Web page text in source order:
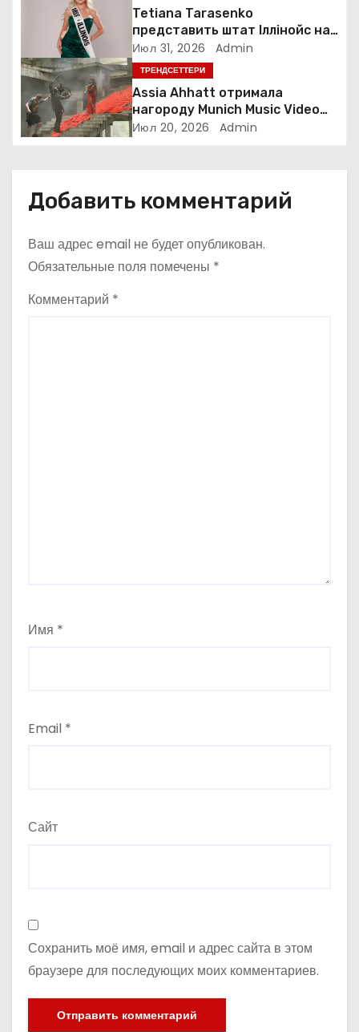
а
п
и
я
м
Tetiana Tarasenko
представить штат Іллінойс на
конкурсі Miss America у Маямі
Июл 31, 2026 Admin
ТРЕНДСЕТТЕРИ
Assia Ahhatt отримала
нагороду Munich Music Video
Awards і випустила новий
Июл 20, 2026 Admin
Добавить комментарий
Ваш адрес email не будет опубликован.
Обязательные поля помечены *
Комментарий *
Имя *
Email *
Сайт
Сохранить моё имя, email и адрес сайта в этом
браузере для последующих моих комментариев.